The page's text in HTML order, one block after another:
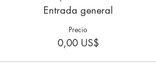
Entrada general
Precio
0,00 US$